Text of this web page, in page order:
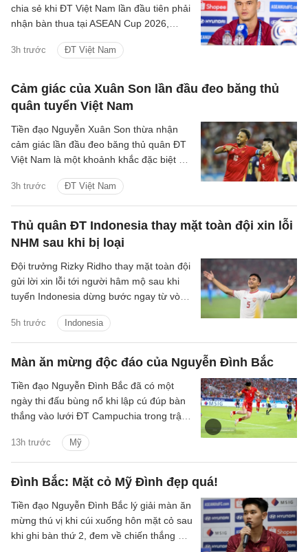
3h trước ĐT Việt Nam
chia sẻ khi ĐT Việt Nam lần đầu tiên phải
nhận bàn thua tại ASEAN Cup 2026,
bóng đá và toàn đội sẽ nhanh chóng
Cảm giác của Xuân Son lần đầu đeo băng thủ
quân tuyển Việt Nam
3h trước ĐT Việt Nam
Tiền đạo Nguyễn Xuân Son thừa nhận
cảm giác lần đầu đeo băng thủ quân ĐT
Việt Nam là một khoảnh khắc đặc biệt với
Thủ quân ĐT Indonesia thay mặt toàn đội xin lỗi
NHM sau khi bị loại
5h trước Indonesia
Đội trưởng Rizky Ridho thay mặt toàn đội
gửi lời xin lỗi tới người hâm mộ sau khi
tuyển Indonesia dừng bước ngay từ vòng
Màn ăn mừng độc đáo của Nguyễn Đình Bắc
13h trước Mỹ
Tiền đạo Nguyễn Đình Bắc đã có một
ngày thi đấu bùng nổ khi lập cú đúp bàn
thắng vào lưới ĐT Campuchia trong trận
Đình tối 7/8.
Đình Bắc: Mặt cỏ Mỹ Đình đẹp quá!
Tiền đạo Nguyễn Đình Bắc lý giải màn ăn
mừng thú vị khi cúi xuống hôn mặt cỏ sau
khi ghi bàn thứ 2, đem về chiến thắng 3-1